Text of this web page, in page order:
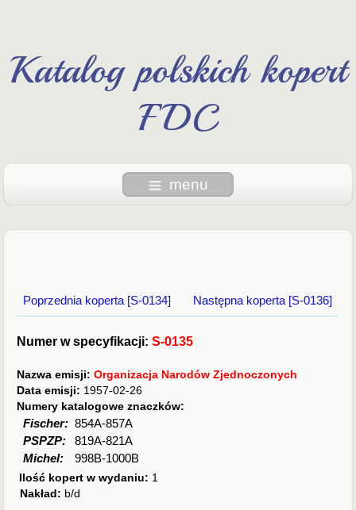
Katalog polskich kopert
FDC
menu
Poprzednia koperta [S-0134] Następna koperta [S-0136]
Numer w specyfikacji:S-0135
Nazwa emisji:Organizacja Narodów Zjednoczonych
Data emisji: 1957-02-26
Numery katalogowe znaczków:
Fischer: 854A-857A
PSPZP:
819A-821A
Michel:
998B-1000B
Ilość kopert w wydaniu: 1
Nakład: b/d